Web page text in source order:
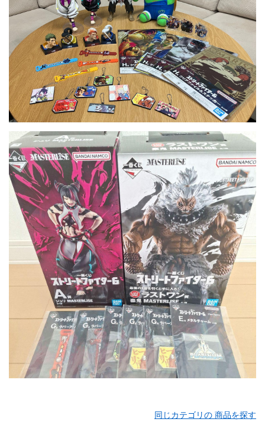
同じカテゴリの 商品を探す